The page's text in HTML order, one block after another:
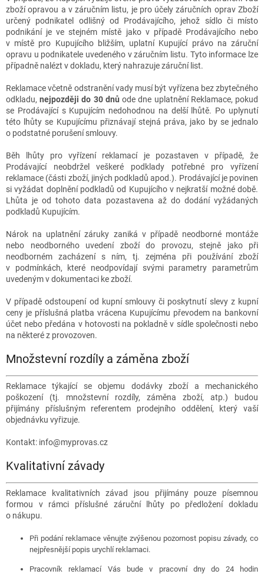
zboží opravou a v záručním listu, je pro účely záručních oprav Zboží
určený podnikatel odlišný od Prodávajícího, jehož sídlo či místo
podnikání je ve stejném místě jako v případě Prodávajícího nebo
v místě pro Kupujícího bližším, uplatní Kupující právo na záruční
opravu u podnikatele uvedeného v záručním listu. Tyto informace lze
případně nalézt v dokladu, který nahrazuje záruční list.
Reklamace včetně odstranění vady musí být vyřízena bez zbytečného
odkladu,nejpozději do 30 dnů ode dne uplatnění Reklamace, pokud
se Prodávající s Kupujícím nedohodnou na delší lhůtě. Po uplynutí
této lhůty se Kupujícímu přiznávají stejná práva, jako by se jednalo
o podstatné porušení smlouvy.
Běh lhůty pro vyřízení reklamací je pozastaven v případě, že
Prodávající neobdržel veškeré podklady potřebné pro vyřízení
reklamace (části zboží, jiných podkladů apod.). Prodávající je povinen
si vyžádat doplnění podkladů od Kupujícího v nejkratší možné době.
Lhůta je od tohoto data pozastavena až do dodání vyžádaných
podkladů Kupujícím.
Nárok na uplatnění záruky zaniká v případě neodborné montáže
nebo neodborného uvedení zboží do provozu, stejně jako při
neodborném zacházení s ním, tj. zejména při používání zboží
v podmínkách, které neodpovídají svými parametry parametrům
uvedeným v dokumentaci ke zboží.
V případě odstoupení od kupní smlouvy či poskytnutí slevy z kupní
ceny je příslušná platba vrácena Kupujícímu převodem na bankovní
účet nebo předána v hotovosti na pokladně v sídle společnosti nebo
na některé z provozoven.
Množstevní rozdíly a záměna zboží
Reklamace týkající se objemu dodávky zboží a mechanického
poškození (tj. množstevní rozdíly, záměna zboží, atp.) budou
přijímány příslušným referentem prodejního oddělení, který vaší
objednávku vyřizuje.
Kontakt: info@myprovas.cz
Kvalitativní závady
Reklamace kvalitativních závad jsou přijímány pouze písemnou
formou v rámci příslušné záruční lhůty po předložení dokladu
o nákupu.
Při podání reklamace věnujte zvýšenou pozornost popisu závady, co
nejpřesnější popis urychlí reklamaci.
Pracovník reklamací Vás bude v pracovní dny do 24 hodin